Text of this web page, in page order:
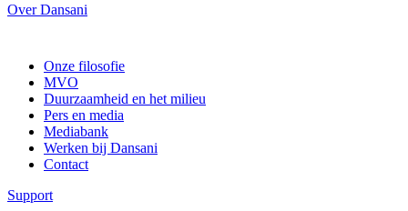
Over Dansani
Onze filosofie
MVO
Duurzaamheid en het milieu
Pers en media
Mediabank
Werken bij Dansani
Contact
Support